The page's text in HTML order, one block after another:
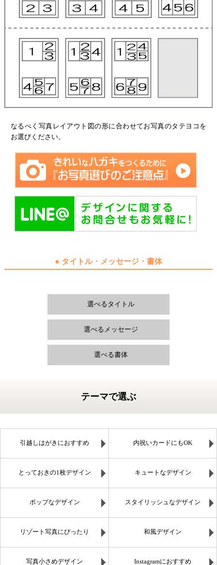
なるべく写真レイアウト図の形に合わせてお写真のタテヨコを
お選びください。
● タイトル・メッセージ・書体
選べるタイトル
選べるメッセージ
選べる書体
テーマで選ぶ
引越しはがきにおすすめ 内祝いカードにもOK
とっておきの1枚デザイン キュートなデザイン
ポップなデザイン スタイリッシュなデザイン
リゾート写真にぴったり 和風デザイン
写真小さめデザイン Instagramにおすすめ